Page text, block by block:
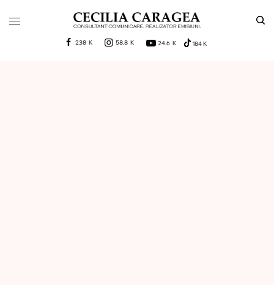
238 K 58.8 K 24.6 K 184 K